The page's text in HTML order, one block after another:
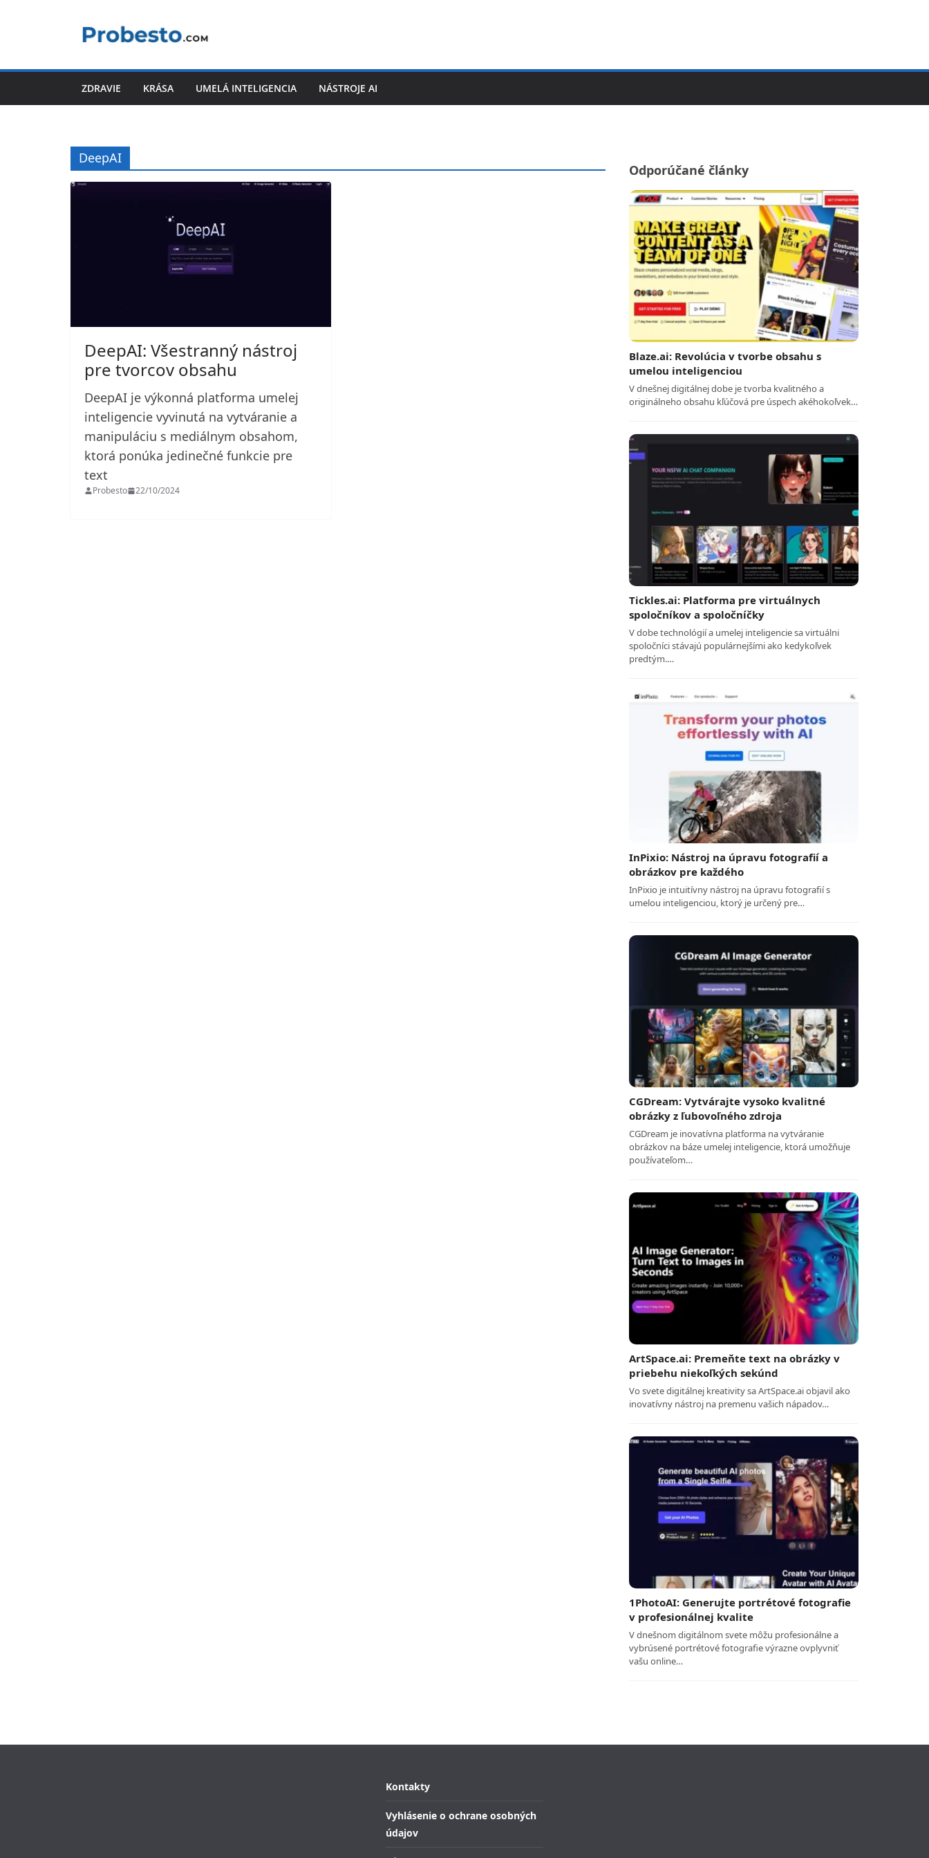
ZDRAVIE KRÁSA UMELÁ INTELIGENCIA NÁSTROJE AI
DeepAI
DeepAI: Všestranný nástroj
pre tvorcov obsahu
DeepAI je výkonná platforma umelej
inteligencie vyvinutá na vytváranie a
manipuláciu s mediálnym obsahom,
ktorá ponúka jedinečné funkcie pre
text
Probesto 22/10/2024
Odporúčané články
Blaze.ai: Revolúcia v tvorbe obsahu s
umelou inteligenciou
V dnešnej digitálnej dobe je tvorba kvalitného a
originálneho obsahu kľúčová pre úspech akéhokoľvek…
Tickles.ai: Platforma pre virtuálnych
spoločníkov a spoločníčky
V dobe technológií a umelej inteligencie sa virtuálni
spoločníci stávajú populárnejšími ako kedykoľvek
predtým.…
InPixio: Nástroj na úpravu fotografií a
obrázkov pre každého
InPixio je intuitívny nástroj na úpravu fotografií s
umelou inteligenciou, ktorý je určený pre…
CGDream: Vytvárajte vysoko kvalitné
obrázky z ľubovoľného zdroja
CGDream je inovatívna platforma na vytváranie
obrázkov na báze umelej inteligencie, ktorá umožňuje
používateľom…
ArtSpace.ai: Premeňte text na obrázky v
priebehu niekoľkých sekúnd
Vo svete digitálnej kreativity sa ArtSpace.ai objavil ako
inovatívny nástroj na premenu vašich nápadov…
1PhotoAI: Generujte portrétové fotografie
v profesionálnej kvalite
V dnešnom digitálnom svete môžu profesionálne a
vybrúsené portrétové fotografie výrazne ovplyvniť
vašu online…
Kontakty
Vyhlásenie o ochrane osobných
údajov